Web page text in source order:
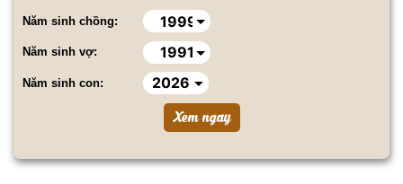
Năm sinh chồng:
Năm sinh vợ:
Năm sinh con: